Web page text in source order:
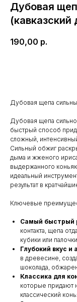
Дубовая
(кавказский
190,00 р.
Дубовая щепа
Дубовая щепа
быстрый способ
сложный,
Сильный обжиг
дыма и жженого
выдержанного
идеальный
результат в
Ключевые
Самый быстрый
контакта, щепа
кубики или
Глубокий вкус и
в древесине,
шоколада,
Классика для
которые придают
классический